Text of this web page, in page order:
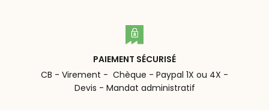
PAIEMENT SÉCURISÉ
CB - Virement - Chèque - Paypal 1X ou 4X -
Devis - Mandat administratif